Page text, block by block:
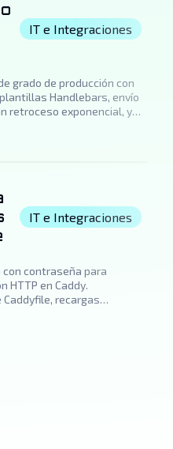
IT e Integraciones
grado de producción con
Handlebars, envío
retroceso exponencial, y
Reemplaza las
IT e Integraciones
contraseña para
HTTP en Caddy.
Caddyfile, recargas
seguimiento de